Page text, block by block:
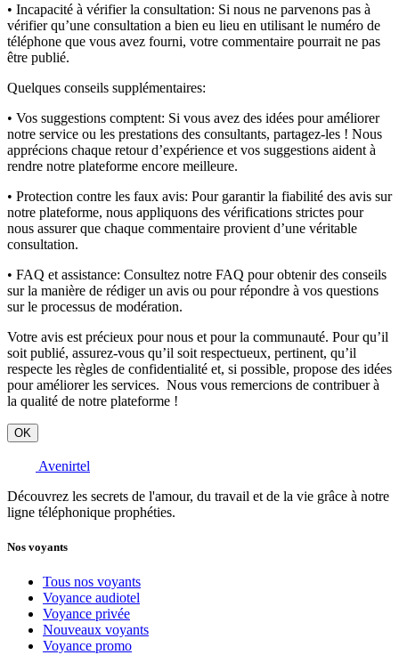
• Incapacité à vérifier la consultation: Si nous ne parvenons pas à
vérifier qu’une consultation a bien eu lieu en utilisant le numéro de
téléphone que vous avez fourni, votre commentaire pourrait ne pas
être publié.
Quelques conseils supplémentaires:
• Vos suggestions comptent: Si vous avez des idées pour améliorer
notre service ou les prestations des consultants, partagez-les ! Nous
apprécions chaque retour d’expérience et vos suggestions aident à
rendre notre plateforme encore meilleure.
• Protection contre les faux avis: Pour garantir la fiabilité des avis sur
notre plateforme, nous appliquons des vérifications strictes pour
nous assurer que chaque commentaire provient d’une véritable
consultation.
• FAQ et assistance: Consultez notre FAQ pour obtenir des conseils
sur la manière de rédiger un avis ou pour répondre à vos questions
sur le processus de modération.
Votre avis est précieux pour nous et pour la communauté. Pour qu’il
soit publié, assurez-vous qu’il soit respectueux, pertinent, qu’il
respecte les règles de confidentialité et, si possible, propose des idées
pour améliorer les services. Nous vous remercions de contribuer à
la qualité de notre plateforme !
OK
Avenirtel
Découvrez les secrets de l'amour, du travail et de la vie grâce à notre
ligne téléphonique prophéties.
Nos voyants
Tous nos voyants
Voyance audiotel
Voyance privée
Nouveaux voyants
Voyance promo